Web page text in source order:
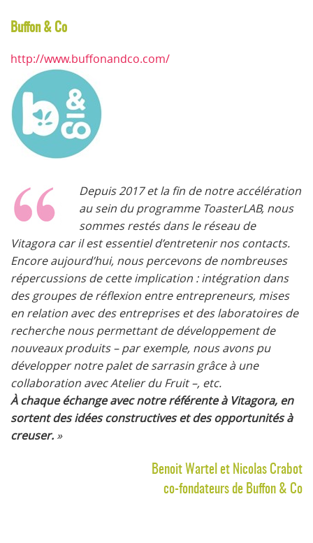
Buffon & Co
http://www.buffonandco.com/
Depuis 2017 et la fin de notre accélération
au sein du programme ToasterLAB, nous
sommes restés dans le réseau de
Vitagora car il est essentiel d’entretenir nos contacts.
Encore aujourd’hui, nous percevons de nombreuses
répercussions de cette implication : intégration dans
des groupes de réflexion entre entrepreneurs, mises
en relation avec des entreprises et des laboratoires de
recherche nous permettant de développement de
nouveaux produits – par exemple, nous avons pu
développer notre palet de sarrasin grâce à une
collaboration avec Atelier du Fruit –, etc.
À chaque échange avec notre référente à Vitagora, en
sortent des idées constructives et des opportunités à
creuser. »
Benoit Wartel et Nicolas Crabot
co-fondateurs de Buffon & Co